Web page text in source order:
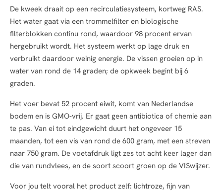
De kweek draait op een recirculatiesysteem, kortweg RAS.
Het water gaat via een trommelfilter en biologische
filterblokken continu rond, waardoor 98 procent ervan
hergebruikt wordt. Het systeem werkt op lage druk en
verbruikt daardoor weinig energie. De vissen groeien op in
water van rond de 14 graden; de opkweek begint bij 6
graden.
Het voer bevat 52 procent eiwit, komt van Nederlandse
bodem en is GMO-vrij. Er gaat geen antibiotica of chemie aan
te pas. Van ei tot eindgewicht duurt het ongeveer 15
maanden, tot een vis van rond de 600 gram, met een streven
naar 750 gram. De voetafdruk ligt zes tot acht keer lager dan
die van rundvlees, en de soort scoort groen op de VISwijzer.
Voor jou telt vooral het product zelf: lichtroze, fijn van